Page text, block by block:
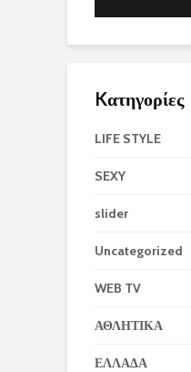
Kατηγορίες
LIFE STYLE
SEXY
slider
Uncategorized
WEB TV
ΑΘΛΗΤΙΚΑ
ΕΛΛΑΔΑ